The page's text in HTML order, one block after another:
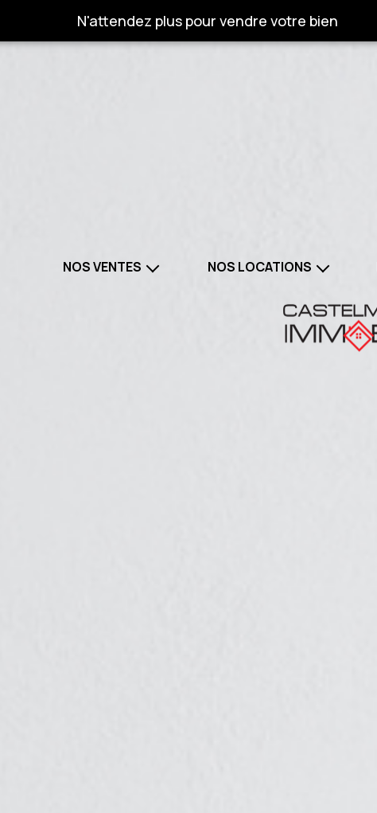
N'attendez plus pour vendre votre bien
NOS VENTES NOS LOCATIONS
NOS LOCATIONS PROFESSIONNELS